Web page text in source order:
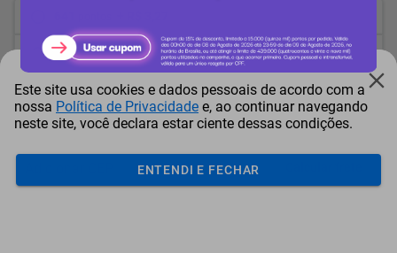
606 pontos + R$ 4,88
570 pontos + R$ 6,53
Este site usa cookies e dados pessoais de acordo com a
nossa Política de Privacidade e, ao continuar navegando
neste site, você declara estar ciente dessas condições.
ENTENDI E FECHAR